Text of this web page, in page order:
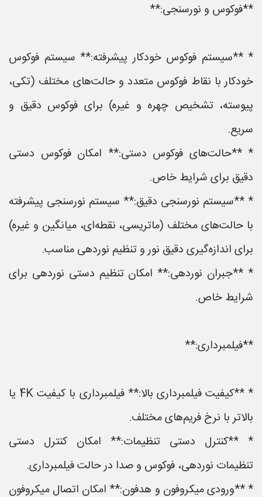
**فوکوس و نورسنجی:**
* **سیستم فوکوس خودکار پیشرفته:** سیستم فوکوس
خودکار با نقاط فوکوس متعدد و حالت‌های مختلف (تکی،
پیوسته، تشخیص چهره و غیره) برای فوکوس دقیق و
سریع.
* **حالت‌های فوکوس دستی:** امکان فوکوس دستی
دقیق برای شرایط خاص.
* **سیستم نورسنجی دقیق:** سیستم نورسنجی پیشرفته
با حالت‌های مختلف (ماتریسی، نقطه‌ای، میانگین و غیره)
برای اندازه‌گیری دقیق نور و تنظیم نوردهی مناسب.
* **جبران نوردهی:** امکان تنظیم دستی نوردهی برای
شرایط خاص.
**فیلمبرداری:**
* **کیفیت فیلمبرداری بالا:** فیلمبرداری با کیفیت 4K یا
بالاتر با نرخ فریم‌های مختلف.
* **کنترل دستی تنظیمات:** امکان کنترل دستی
تنظیمات نوردهی، فوکوس و صدا در حالت فیلمبرداری.
* **ورودی میکروفون و هدفون:** امکان اتصال میکروفون